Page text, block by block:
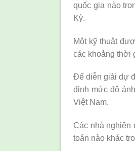
quốc gia nào
Kỳ.
Một kỹ thuật
các khoảng thời
Để diễn giải dự
định mức độ
Việt Nam.
Các nhà nghiên
toán nào khác